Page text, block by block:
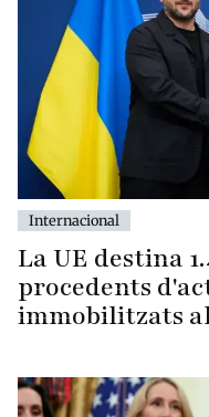
Internacional
La UE destina
procedents
immobilitzats